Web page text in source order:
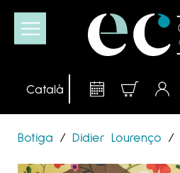
Botiga / Didier Lourenço /